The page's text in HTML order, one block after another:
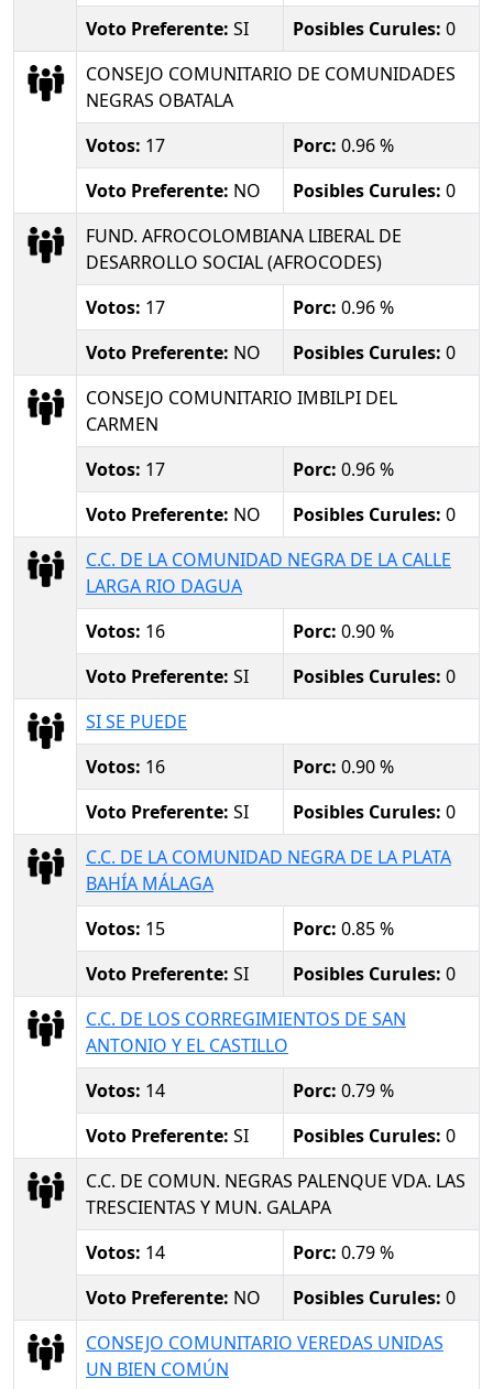
Voto Preferente: SI Posibles Curules: 0
CONSEJO COMUNITARIO DE COMUNIDADES
NEGRAS OBATALA
Votos: 17 Porc: 0.96 %
Voto Preferente: NO Posibles Curules: 0
FUND. AFROCOLOMBIANA LIBERAL DE
DESARROLLO SOCIAL (AFROCODES)
Votos: 17 Porc: 0.96 %
Voto Preferente: NO Posibles Curules: 0
CONSEJO COMUNITARIO IMBILPI DEL
CARMEN
Votos: 17 Porc: 0.96 %
Voto Preferente: NO Posibles Curules: 0
C.C. DE LA COMUNIDAD NEGRA DE LA CALLE
LARGA RIO DAGUA
Votos: 16 Porc: 0.90 %
Voto Preferente: SI Posibles Curules: 0
SI SE PUEDE
Votos: 16 Porc: 0.90 %
Voto Preferente: SI Posibles Curules: 0
C.C. DE LA COMUNIDAD NEGRA DE LA PLATA
BAHÍA MÁLAGA
Votos: 15 Porc: 0.85 %
Voto Preferente: SI Posibles Curules: 0
C.C. DE LOS CORREGIMIENTOS DE SAN
ANTONIO Y EL CASTILLO
Votos: 14 Porc: 0.79 %
Voto Preferente: SI Posibles Curules: 0
C.C. DE COMUN. NEGRAS PALENQUE VDA. LAS
TRESCIENTAS Y MUN. GALAPA
Votos: 14 Porc: 0.79 %
Voto Preferente: NO Posibles Curules: 0
CONSEJO COMUNITARIO VEREDAS UNIDAS
UN BIEN COMÚN